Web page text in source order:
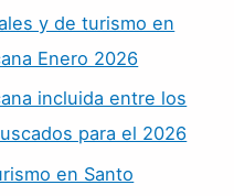
y de turismo en
Enero 2026
incluida entre los
para el 2026
en Santo